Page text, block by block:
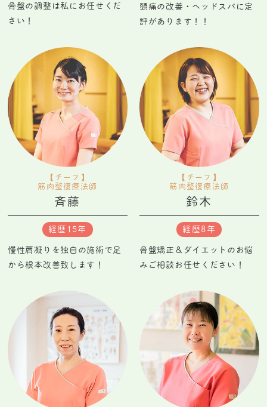
骨盤の調整は私にお任せくだ
さい！
頭痛の改善・ヘッドスパに定
評があります！！
【チーフ】
筋肉整復療法師
斉藤
経歴15年
慢性肩凝りを独自の施術で足
から根本改善致します！
【チーフ】
筋肉整復療法師
鈴木
経歴8年
骨盤矯正＆ダイエットのお悩
みご相談お任せください！